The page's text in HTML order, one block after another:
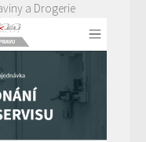
a Drogerie